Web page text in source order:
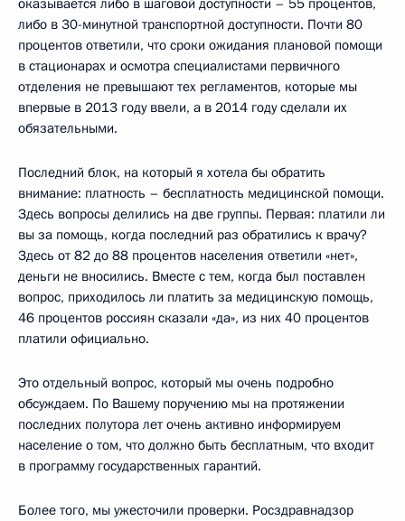
либо в 30-минутной транспортной доступности. Почти 80
процентов ответили, что сроки ожидания плановой помощи
в стационарах и осмотра специалистами первичного
отделения не превышают тех регламентов, которые мы
впервые в 2013 году ввели, а в 2014 году сделали их
обязательными.
Последний блок, на который я хотела бы обратить
внимание: платность – бесплатность медицинской помощи.
Здесь вопросы делились на две группы. Первая: платили ли
вы за помощь, когда последний раз обратились к врачу?
Здесь от 82 до 88 процентов населения ответили «нет»,
деньги не вносились. Вместе с тем, когда был поставлен
вопрос, приходилось ли платить за медицинскую помощь,
46 процентов россиян сказали «да», из них 40 процентов
платили официально.
Это отдельный вопрос, который мы очень подробно
обсуждаем. По Вашему поручению мы на протяжении
последних полутора лет очень активно информируем
население о том, что должно быть бесплатным, что входит
в программу государственных гарантий.
Более того, мы ужесточили проверки. Росздравнадзор